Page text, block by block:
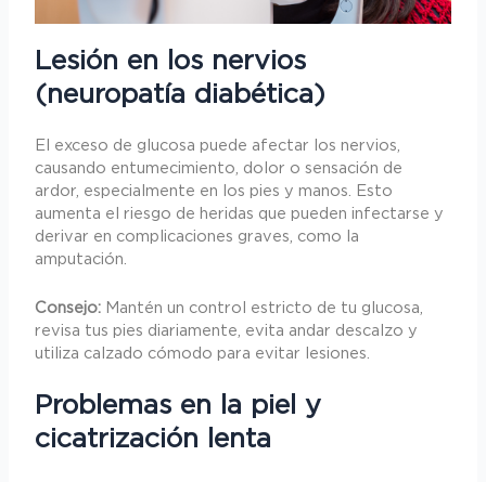
Lesión en los nervios
(neuropatía diabética)
El exceso de glucosa puede afectar los nervios,
causando entumecimiento, dolor o sensación de
ardor, especialmente en los pies y manos. Esto
aumenta el riesgo de heridas que pueden infectarse y
derivar en complicaciones graves, como la
amputación.
Consejo: Mantén un control estricto de tu glucosa,
revisa tus pies diariamente, evita andar descalzo y
utiliza calzado cómodo para evitar lesiones.
Problemas en la piel y
cicatrización lenta